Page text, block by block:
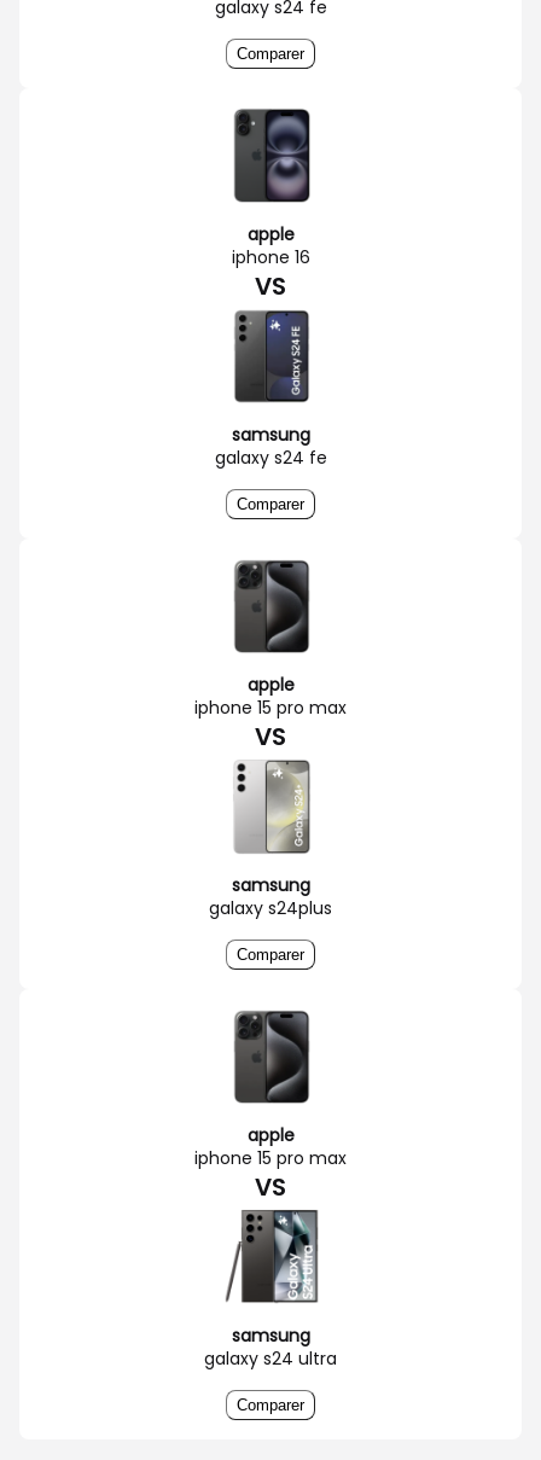
galaxy s24 fe
Comparer
apple
iphone 16
VS
samsung
galaxy s24 fe
Comparer
apple
iphone 15 pro max
VS
samsung
galaxy s24plus
Comparer
apple
iphone 15 pro max
VS
samsung
galaxy s24 ultra
Comparer